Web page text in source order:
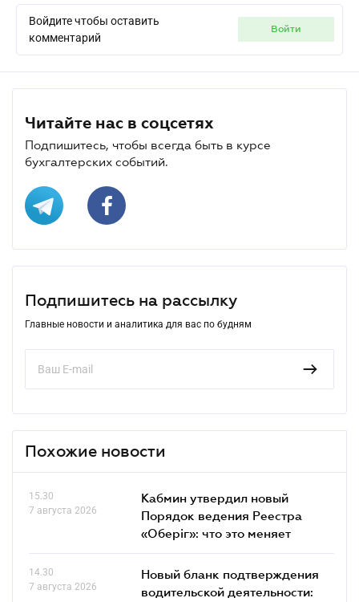
Войдите чтобы оставить
комментарий
войти
Читайте нас в соцсетях
Подпишитесь, чтобы всегда быть в курсе
бухгалтерских событий.
Подпишитесь на рассылку
Главные новости и аналитика для вас по будням
Похожие новости
15.30
7 августа 2026
Кабмин утвердил новый
Порядок ведения Реестра
«Оберіг»: что это меняет
14.30
7 августа 2026
Новый бланк подтверждения
водительской деятельности: